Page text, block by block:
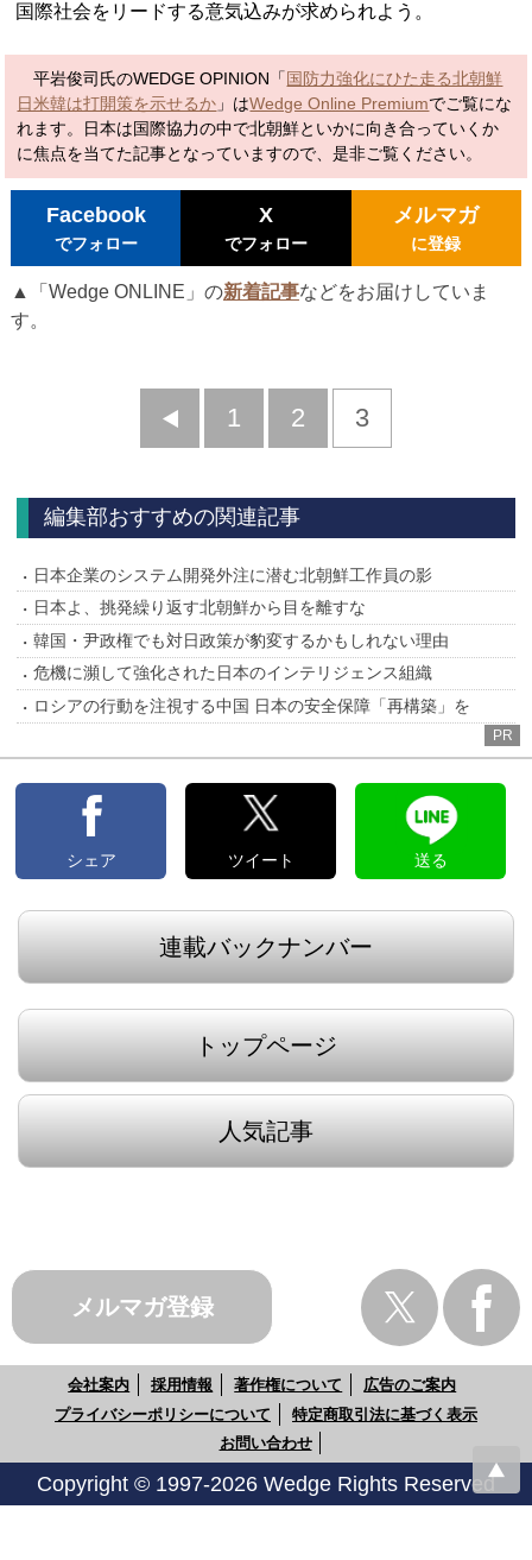
国際社会をリードする意気込みが求められよう。
平岩俊司氏のWEDGE OPINION「 国防力強化にひた走る北朝鮮
日米韓は打開策を示せるか 」はWedge Online Premiumでご覧にな
れます。日本は国際協力の中で北朝鮮といかに向き合っていくか
に焦点を当てた記事となっていますので、是非ご覧ください。
Facebook
でフォロー
X
でフォロー
メルマガ
に登録
▲「Wedge ONLINE」の新着記事などをお届けしていま
す。
前
1 2 3
編集部おすすめの関連記事
日本企業のシステム開発外注に潜む北朝鮮工作員の影
日本よ、挑発繰り返す北朝鮮から目を離すな
韓国・尹政権でも対日政策が豹変するかもしれない理由
危機に瀕して強化された日本のインテリジェンス組織
ロシアの行動を注視する中国 日本の安全保障「再構築」を
PR
シェア ツイート 送る
連載バックナンバー
トップページ
人気記事
メルマガ登録
会社案内 採用情報 著作権について
広告のご案内
プライバシーポリシーについて
特定商取引法に基づく表示
お問い合わせ
Copyright © 1997-2026 Wedge Rights Reserved